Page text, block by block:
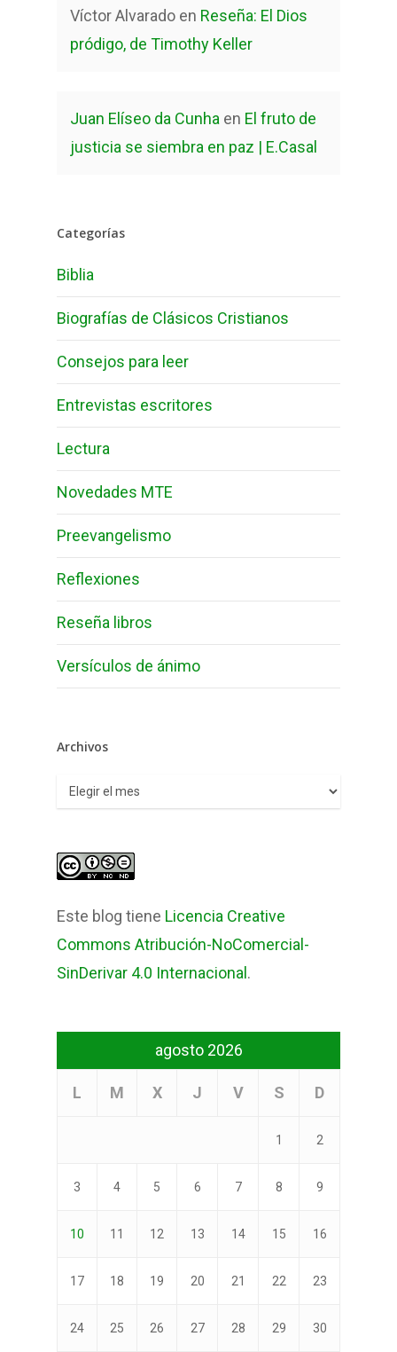
Víctor Alvarado en Reseña: El Dios
pródigo, de Timothy Keller
Juan Elíseo da Cunha en El fruto de
justicia se siembra en paz | E.Casal
Categorías
Biblia
Biografías de Clásicos Cristianos
Consejos para leer
Entrevistas escritores
Lectura
Novedades MTE
Preevangelismo
Reflexiones
Reseña libros
Versículos de ánimo
Archivos
Archivos
Este blog tiene Licencia Creative
Commons Atribución-NoComercial-
SinDerivar 4.0 Internacional.
agosto 2026
L M X J V S D
1 2
3 4 5 6 7 8 9
10 11 12 13 14 15 16
17 18 19 20 21 22 23
24 25 26 27 28 29 30